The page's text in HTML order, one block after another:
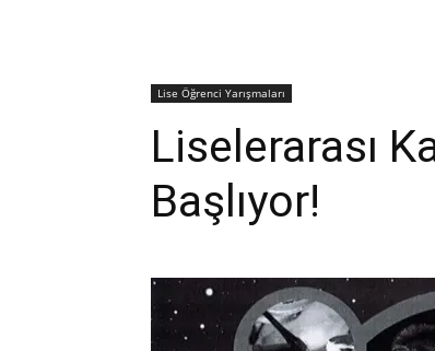
Lise Öğrenci Yarışmaları
Liselerarası
Başlıyor!